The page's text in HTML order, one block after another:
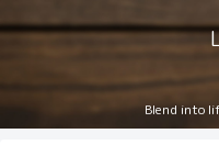
Blend into